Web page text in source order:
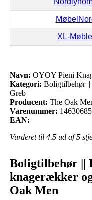
XL-
Navn: OYOY Pieni
Kategori: Boligtilbehør
Greb
Producent: The Oak
Varenummer: 14630685
EAN:
Vurderet til 4.5 ud af 5
Boligtilbehør ||
knagerækker
Oak Men